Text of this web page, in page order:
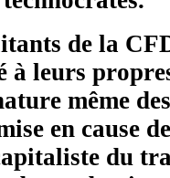
de la
à leurs
même
en cause
du